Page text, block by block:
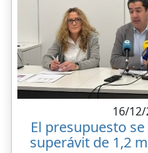
16/
El presupuesto
superávit de 1,2